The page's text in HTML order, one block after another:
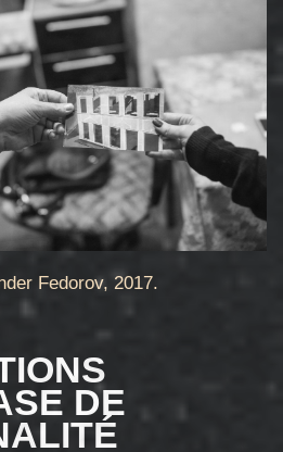
automobiles,
d’entre eux ont
et certains ont
par
des restaurants
qu’il arrêtait
pas que des
dans son
service et mettent
Ilssont même
qui publiait
Géorgien
Grigori
qualifié
": "
d'être
touché des
a écrit à des
d’indiquer s’il
se disputent
des "
À Kalouga, par